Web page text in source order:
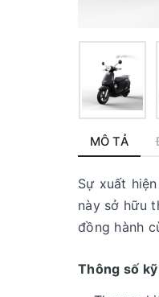
MÔ TẢ
Sự xuất
này sở hữu
đồng hành
Thông số